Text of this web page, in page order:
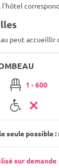
peut accueillir
1 - 600
seule possible :
sur demande